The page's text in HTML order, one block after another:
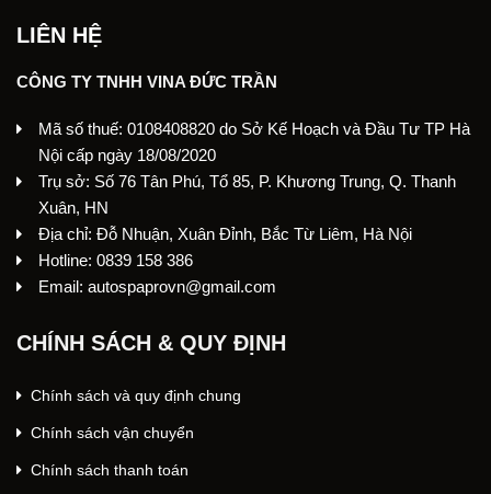
LIÊN HỆ
CÔNG TY TNHH VINA ĐỨC TRẦN
Mã số thuế: 0108408820 do Sở Kế Hoạch và Đầu Tư TP Hà
Nội cấp ngày 18/08/2020
Trụ sở: Số 76 Tân Phú, Tổ 85, P. Khương Trung, Q. Thanh
Xuân, HN
Địa chỉ: Đỗ Nhuận, Xuân Đỉnh, Bắc Từ Liêm, Hà Nội
Hotline: 0839 158 386
Email: autospaprovn@gmail.com
CHÍNH SÁCH & QUY ĐỊNH
Chính sách và quy định chung
Chính sách vận chuyển
Chính sách thanh toán